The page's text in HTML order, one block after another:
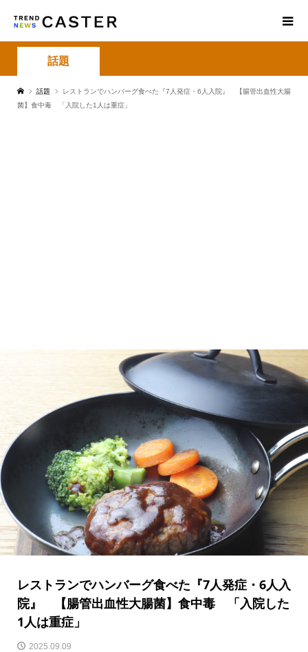
話題
話題
レストランでハンバーグ食べた『7人発症・6人入院』 【腸管出血性大腸
菌】食中毒 「入院した1人は重症」
レストランでハンバーグ食べた『7人発症・6人入
院』 【腸管出血性大腸菌】食中毒 「入院した
1人は重症」
2025.09.09